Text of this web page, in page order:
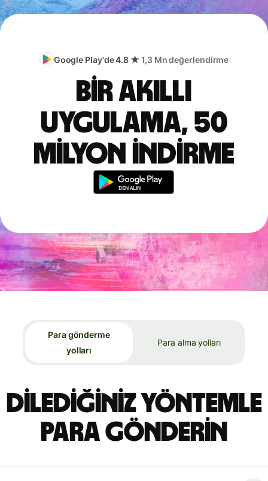
Google Play'de 4.8 ★ 1,3 Mn değerlendirme
Bir akıllı
uygulama, 50
milyon indirme
Para gönderme
yolları
Para alma yolları
Dilediğiniz yöntemle
para gönderin